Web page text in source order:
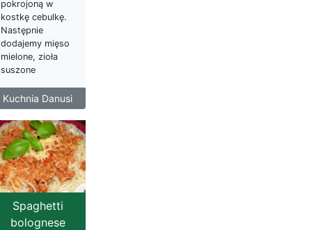
pokrojoną w
kostkę cebulkę.
Następnie
dodajemy mięso
mielone, zioła
suszone
Kuchnia Danusi
Spaghetti
bolognese